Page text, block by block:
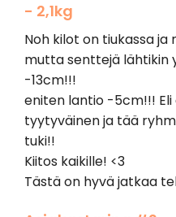
- 2,1kg
Noh kilot on tiukassa ja
mutta senttejä lähtikin
-13cm!!!
eniten lantio -5cm!!!
tyytyväinen ja tää
tuki!!
Kiitos kaikille! <3
Tästä on hyvä jatkaa